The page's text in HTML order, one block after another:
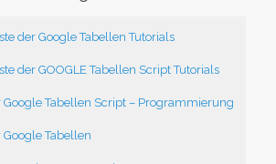
der Google Tabellen Tutorials
der GOOGLE Tabellen Script Tutorials
Google Tabellen Script – Programmierung
Tabellen